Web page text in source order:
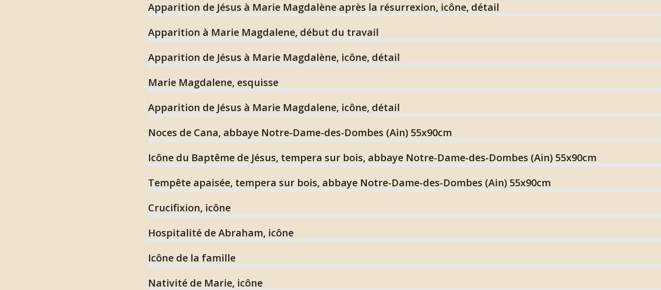
Apparition de Jésus à Marie Magdalène après la résurrexion, icône, détail
Apparition à Marie Magdalene, début du travail
Apparition de Jésus à Marie Magdalène, icône, détail
Marie Magdalene, esquisse
Apparition de Jésus à Marie Magdalene, icône, détail
Noces de Cana, abbaye Notre-Dame-des-Dombes (Ain) 55x90cm
Icône du Baptême de Jésus, tempera sur bois, abbaye Notre-Dame-des-Dombes (Ain) 55x90cm
Tempête apaisée, tempera sur bois, abbaye Notre-Dame-des-Dombes (Ain) 55x90cm
Crucifixion, icône
Hospitalité de Abraham, icône
Icône de la famille
Nativité de Marie, icône